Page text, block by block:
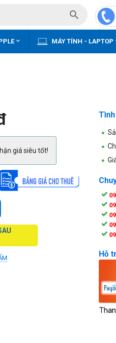

 MÁY TÍNH - LAPTOP
giá siêu tốt!
Hỗ